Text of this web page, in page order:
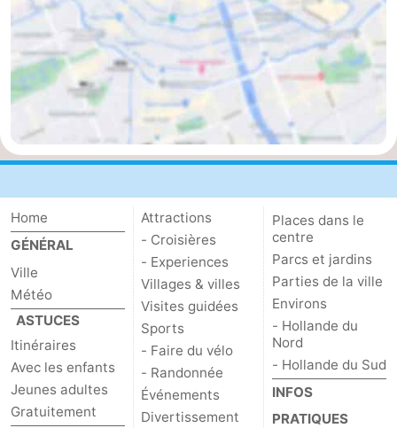
Home
GÉNÉRAL
Ville
Météo
ASTUCES
Itinéraires
Avec les enfants
Jeunes adultes
Gratuitement
Attractions
- Croisières
- Experiences
Villages & villes
Visites guidées
Sports
- Faire du vélo
- Randonnée
Événements
Divertissement
Places dans le
centre
Parcs et jardins
Parties de la ville
Environs
- Hollande du
Nord
- Hollande du Sud
INFOS
PRATIQUES